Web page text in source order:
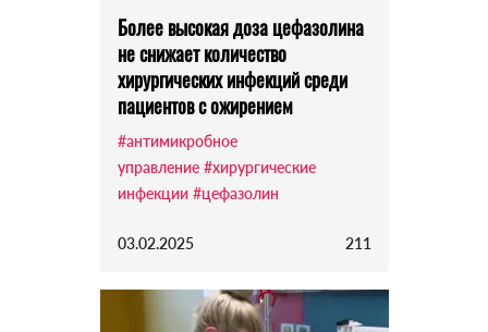
Более высокая доза цефазолина
не снижает количество
хирургических инфекций среди
пациентов с ожирением
#антимикробное
управление #хирургические
инфекции #цефазолин
03.02.2025 211